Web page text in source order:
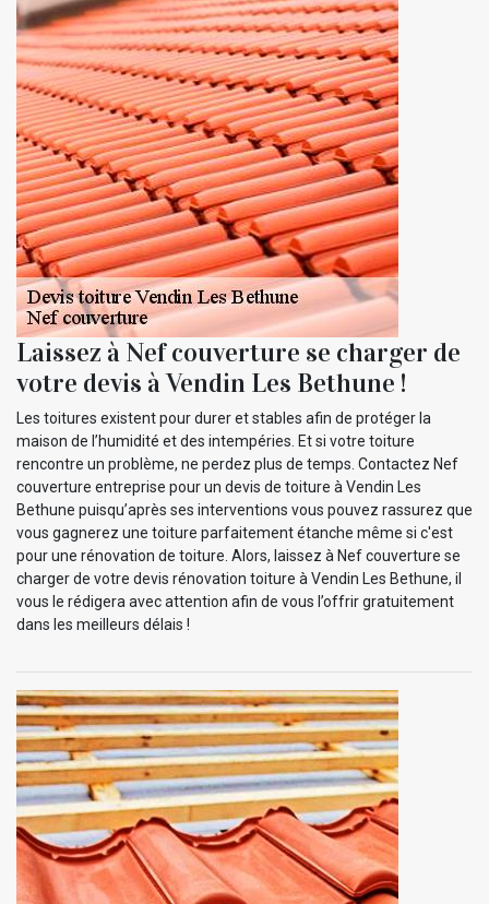
Laissez à Nef couverture se charger de
votre devis à Vendin Les Bethune !
Les toitures existent pour durer et stables afin de protéger la
maison de l’humidité et des intempéries. Et si votre toiture
rencontre un problème, ne perdez plus de temps. Contactez Nef
couverture entreprise pour un devis de toiture à Vendin Les
Bethune puisqu’après ses interventions vous pouvez rassurez que
vous gagnerez une toiture parfaitement étanche même si c'est
pour une rénovation de toiture. Alors, laissez à Nef couverture se
charger de votre devis rénovation toiture à Vendin Les Bethune, il
vous le rédigera avec attention afin de vous l’offrir gratuitement
dans les meilleurs délais !